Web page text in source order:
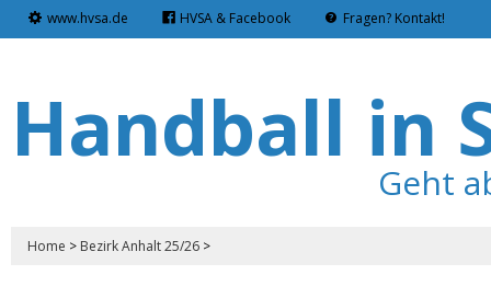
www.hvsa.de HVSA & Facebook Fragen? Kontakt!
Handball in
Geht
Home > Bezirk Anhalt 25/26 >